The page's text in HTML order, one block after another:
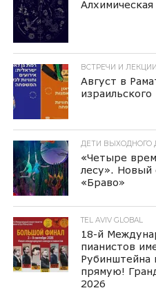
ВСТРЕЧИ И ЛЕКЦИИ
Август в
израильского
ДЕТИ ВЫХОДНОГО
«Четыре
лесу». Новый
«Браво»
TEL AVIV GLOBAL
18-й
пианистов
прямую!
2026